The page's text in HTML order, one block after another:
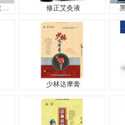
仙牧-穴位贴敷治疗贴（咽炎贴） 修正艾灸液
少林达摩膏